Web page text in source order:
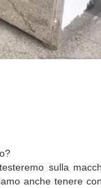
sulla
anche tenere